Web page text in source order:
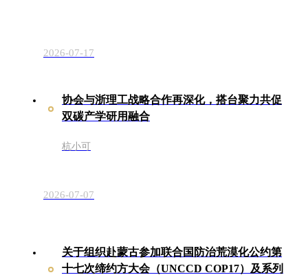
2026-07-17
协会与浙理工战略合作再深化，搭台聚力共促
双碳产学研用融合
杭小可
2026-07-07
关于组织赴蒙古参加联合国防治荒漠化公约第
十七次缔约方大会（UNCCD COP17）及系列